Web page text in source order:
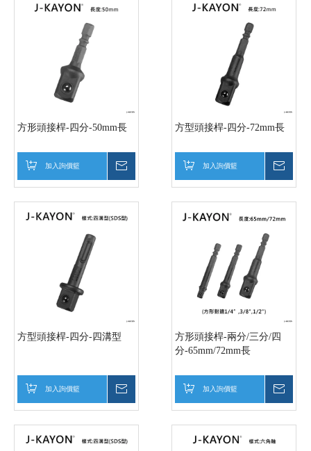
方形頭接桿-四分-50mm長
加入詢價籃
方型頭接桿-四分-72mm長
加入詢價籃
方型頭接桿-四分-四溝型
加入詢價籃
方形頭接桿-兩分/三分/四
分-65mm/72mm長
加入詢價籃